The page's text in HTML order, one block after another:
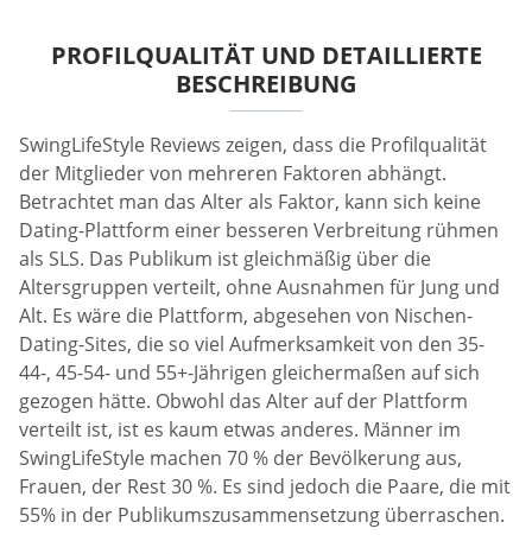
PROFILQUALITÄT UND DETAILLIERTE
BESCHREIBUNG
SwingLifeStyle Reviews zeigen, dass die Profilqualität
der Mitglieder von mehreren Faktoren abhängt.
Betrachtet man das Alter als Faktor, kann sich keine
Dating-Plattform einer besseren Verbreitung rühmen
als SLS. Das Publikum ist gleichmäßig über die
Altersgruppen verteilt, ohne Ausnahmen für Jung und
Alt. Es wäre die Plattform, abgesehen von Nischen-
Dating-Sites, die so viel Aufmerksamkeit von den 35-
44-, 45-54- und 55+-Jährigen gleichermaßen auf sich
gezogen hätte. Obwohl das Alter auf der Plattform
verteilt ist, ist es kaum etwas anderes. Männer im
SwingLifeStyle machen 70 % der Bevölkerung aus,
Frauen, der Rest 30 %. Es sind jedoch die Paare, die mit
55% in der Publikumszusammensetzung überraschen.